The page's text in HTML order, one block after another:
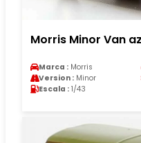
Morris Minor Van
Marca : Morris
Version : Minor
Escala : 1/43